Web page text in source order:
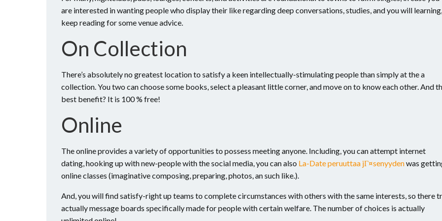
are interested in wanting people who display their like regarding deep conversations, studies, and you will learning,
keep reading for some venue advice.
On Collection
There’s absolutely no greatest location to satisfy a keen intellectually-stimulating people than simply at the a
collection. You two can choose some books, select a pleasant little corner, and move on to know each other. And
best benefit? It is 100 % free!
Online
The online provides a variety of opportunities to possess meeting anyone. Including, you can attempt internet
dating, hooking up with new-people with the social media, you can also La-Date peruuttaa jГ¤senyydenwas
online classes (imaginative composing, preparing, photos, an such like.).
And, you will find satisfy-right up teams to complete circumstances with others with the same interests, so there
actually message boards specifically made for people with certain welfare. The number of choices is actually